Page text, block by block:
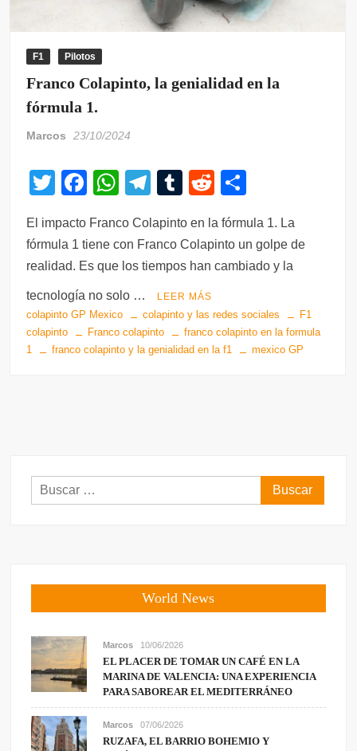
F1 Pilotos
Franco Colapinto, la genialidad en la
fórmula 1.
Marcos 23/10/2024
T
tt
er
F
c
e
o
o
k
W
at
s
A
p
p
T
e
gr
m
T
m
bl
R
d
di
m
p
tir
El impacto Franco Colapinto en la fórmula 1. La
fórmula 1 tiene con Franco Colapinto un golpe de
realidad. Es que los tiempos han cambiado y la
tecnología no solo … LEER MÁS
colapinto GP Mexico colapinto y las redes sociales
F1
colapinto
Franco colapinto
franco colapinto en la formula
1
franco colapinto y la genialidad en la f1 mexico GP
Buscar:
World News
Marcos 10/06/2026
EL PLACER DE TOMAR UN CAFÉ EN LA
MARINA DE VALENCIA: UNA EXPERIENCIA
PARA SABOREAR EL MEDITERRÁNEO
Marcos 07/06/2026
RUZAFA, EL BARRIO BOHEMIO Y